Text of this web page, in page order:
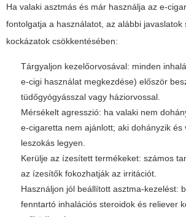
Ha valaki asztmás és már használja az e-
fontolgatja a használatot, az alábbi javaslatok
kockázatok csökkentésében:
Tárgyaljon kezelőorvosával: minden
e-cigi használat megkezdése) először
tüdőgyógyásszal vagy háziorvossal.
Mérsékelt agresszió: ha valaki nem
e-cigaretta nem ajánlott; aki dohányzik és
leszokás legyen.
Kerülje az ízesített termékeket: számos
az ízesítők fokozhatják az irritációt.
Használjon jól beállított asztma-kezelést:
fenntartó inhalációs steroidok és reliever